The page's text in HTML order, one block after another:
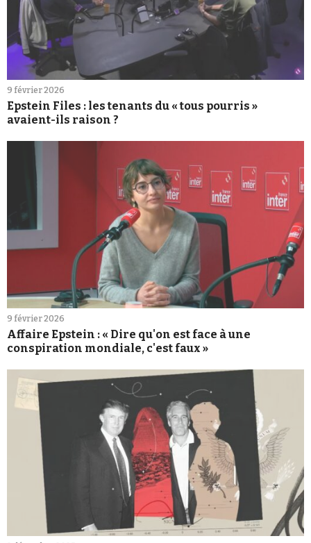
9 février 2026
Epstein Files : les tenants du « tous pourris »
avaient-ils raison ?
9 février 2026
Affaire Epstein : « Dire qu'on est face à une
conspiration mondiale, c'est faux »